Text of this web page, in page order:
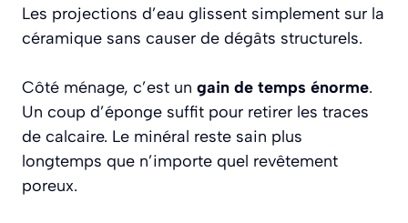
Les projections d’eau glissent simplement sur la
céramique sans causer de dégâts structurels.
Côté ménage, c’est un gain de temps énorme.
Un coup d’éponge suffit pour retirer les traces
de calcaire. Le minéral reste sain plus
longtemps que n’importe quel revêtement
poreux.